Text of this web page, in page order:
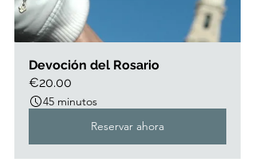
Devoción del Rosario
€20.00
45 minutos
Reservar ahora